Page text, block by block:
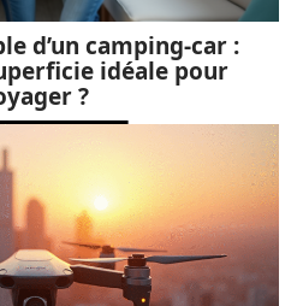
d’un camping-car :
idéale pour
?